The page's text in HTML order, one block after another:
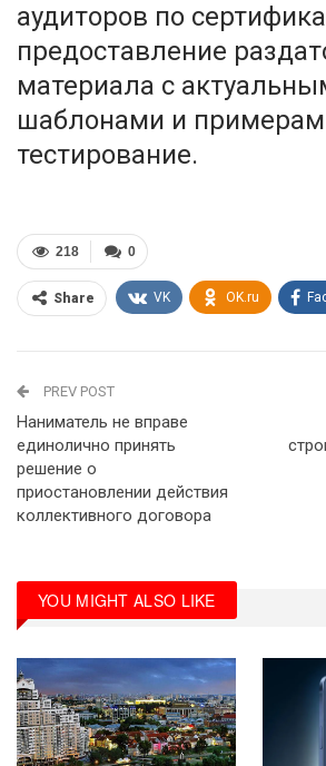
аудиторов по
предоставление
материала с
шаблонами и
тестирование.
0
218
Share VK OK.ru
PREV POST
Наниматель не вправе
единолично принять
решение о
приостановлении действия
коллективного договора
YOU MIGHT ALSO LIKE